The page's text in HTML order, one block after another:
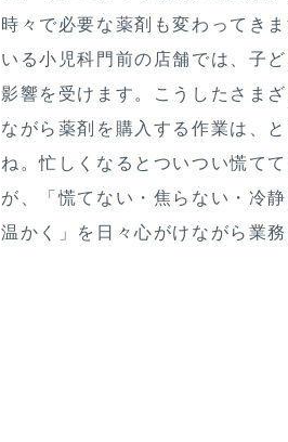
時々で必要な薬剤も変わってき
いる小児科門前の店舗では、子
影響を受けます。こうしたさま
ながら薬剤を購入する作業は、
ね。忙しくなるとついつい慌て
が、「慌てない・焦らない・冷
温かく」を日々心がけながら業務